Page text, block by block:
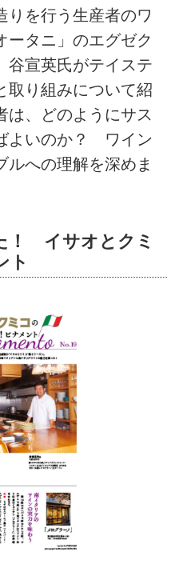
りを行う生産者のワ
ータニ」のエグゼク
谷宣英氏がテイステ
取り組みについて紹
は、どのようにサス
よいのか？ ワイン
ルへの理解を深めま
！ イサオとクミ
ト